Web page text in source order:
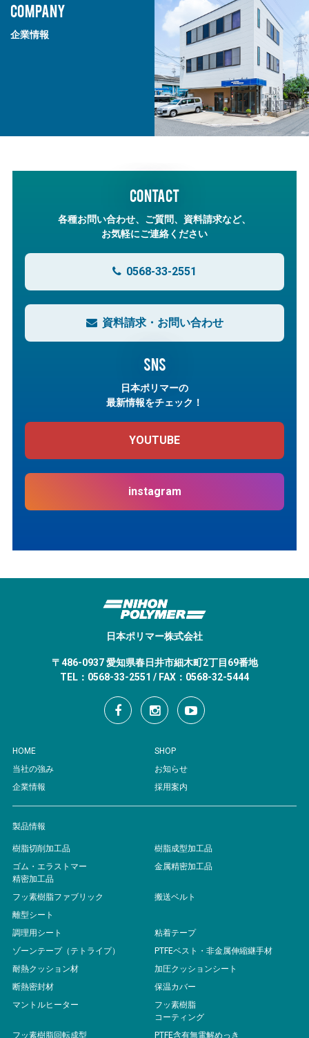
COMPANY
企業情報
CONTACT
各種お問い合わせ、ご質問、資料請求など、
お気軽にご連絡ください
0568-33-2551
資料請求・お問い合わせ
SNS
日本ポリマーの
最新情報をチェック！
YOUTUBE
instagram
日本ポリマー株式会社
〒486-0937 愛知県春日井市細木町2丁目69番地
TEL：0568-33-2551 / FAX：0568-32-5444
HOME
SHOP
当社の強み
お知らせ
企業情報
採用案内
製品情報
樹脂切削加工品
樹脂成型加工品
ゴム・エラストマー
精密加工品
金属精密加工品
フッ素樹脂ファブリック
搬送ベルト
離型シート
調理用シート
粘着テープ
ゾーンテープ（テトライプ）
PTFEベスト・非金属伸縮継手材
耐熱クッション材
加圧クッションシート
断熱密封材
保温カバー
マントルヒーター
フッ素樹脂
コーティング
フッ素樹脂回転成型
PTFE含有無電解めっき